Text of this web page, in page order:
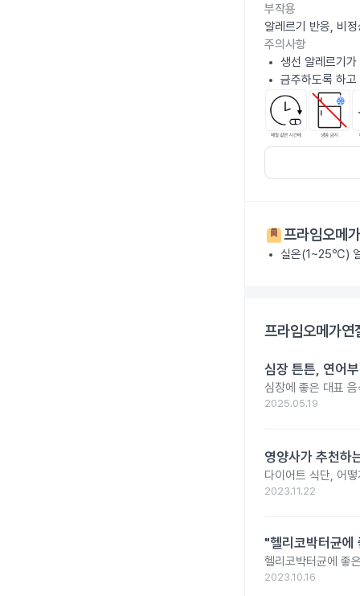
부작용
알레르기 반응, 비
주의사항
생선 알레르기
금주하도록 하
프라임오메
실온(1~25℃)
프라임오메가
심장 튼튼, 연어
심장에 좋은 대표
2025.05.19
영양사가 추천하
다이어트 식단, 어
2023.11.22
"헬리코박터균에
헬리코박터균에 좋
2023.10.16